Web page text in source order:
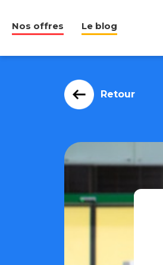
Nos offres Le blog
Retour